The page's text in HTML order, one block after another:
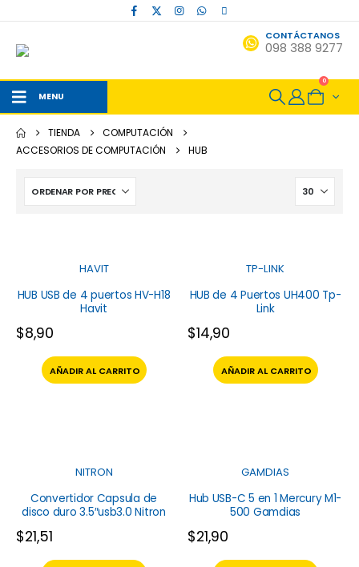
CONTÁCTANOS
098 388 9277
MENU
0
TIENDA
COMPUTACIÓN
ACCESORIOS DE COMPUTACIÓN
HUB
HAVIT
HUB USB de 4 puertos HV-H18
Havit
$8,90
AÑADIR AL CARRITO
TP-LINK
HUB de 4 Puertos UH400 Tp-
Link
$14,90
AÑADIR AL CARRITO
NITRON
Convertidor Capsula de
disco duro 3.5″usb3.0 Nitron
$21,51
GAMDIAS
Hub USB-C 5 en 1 Mercury M1-
500 Gamdias
$21,90